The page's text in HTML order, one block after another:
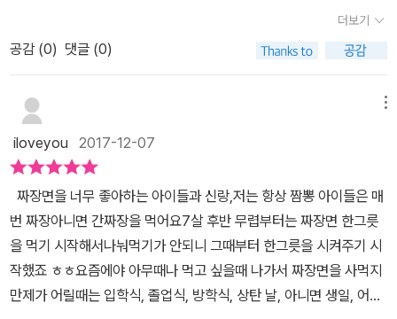
면서 배가 끊겼어요.제물포의 활기도 사라지지요.곧이어 6.25 전쟁
이 터졌어요.삼 년 동안 더 많은 것을 앗아 가지요.다시 '無(무)'에서
어가고 있었어요.자지앙미엔을 짜장면이라 부르며 한국 사람들에게
인기가 많았어요.짜장면은 첨면장만 쓰는 게 아니라 검은 춘장을 섞
어 만들었지요.시간이 흐르면서 짜장면은 점점 더 까매졌어요.춘장에
설탕을 태워 만든 캐러멜을 넣은 이유였지요.그 사이 화린관은 아꿍
아들이 이어받았고.주방에서 잔심부름을 하던 어수룩한 한국인 청년
과 아꿍의 딸이 결혼하여 다원반점을 차렸지요. 아꿍에서 어수룩한
한국인 청년, 그리고 나림이 엄마, 마지막 나림이까지 이렇게 4세대
에 걸친 짜장면 이야기. (이 그림 속에는 잘 차려입은 특별한 날, 졸
에서 편지가 오는 날이면 아꿍네는 늘 ‘자지앙미엔’을 만들어 먹었다
장독대에 담가 둔 첨면장에 한 술 푹 떠다가 기름에 달달 볶아 국수에
얹어 내는 음식이었다 아꿍 엄마는 부둣가에서 ‘자지앙미엔’ 장사를
시작했다 짐꾼, 승객 모두 몹시 반가워하면서 좋아했다 ‘자지앙미
고 누군가에는 신기한 외국 음식인 ‘자지앙미엔’을 파는 중국 음식점
도 하나 둘 늘어났다 아꿍은 쑥쑥 자라 골목대장이 되었다 하지만 화
교 마을을 벗어나면 주눅이 들곤 했다 한국말이 서툰 아꿍을 흉내 내
며 놀리는 아이들이 많았기 때문이다 어려운 형편에 아꿍은 일찍부터
중국 음식점에서 일을 했다 아꿍은 부지런히 일을 했고 주인아저씨는
그 모습에 흡족해서 주방 일을 가르쳐 주었다 조선이 해당되던 해 아
꿍은 어엿한 주방장이 되었다 결혼도 하고 아이도 낳았다 아꿍은 고
더보기
공감 (0) 댓글 (0)
iloveyou 2017-12-07
짜장면을 너무 좋아하는 아이들과 신랑,저는 항상 짬뽕 아이들은 매
번 짜장아니면 간짜장을 먹어요7살 후반 무렵부터는 짜장면 한그릇
을 먹기 시작해서나눠먹기가 안되니 그때부터 한그릇을 시켜주기 시
작했죠 ㅎㅎ요즘에야 아무때나 먹고 싶을때 나가서 짜장면을 사먹지
만제가 어릴때는 입학식, 졸업식, 방학식, 상탄 날, 아니면 생일, 어떤